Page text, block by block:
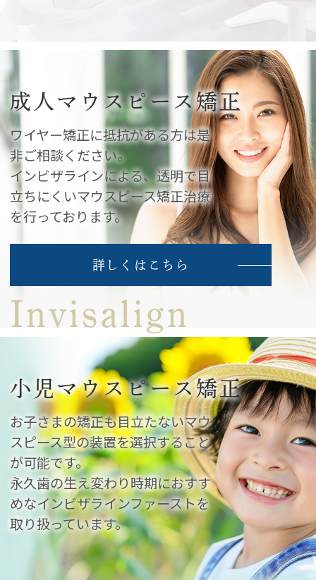
成人マウスピース矯正
ワイヤー矯正に抵抗がある方は是
非ご相談ください。
インビザラインによる、透明で目
立ちにくいマウスピース矯正治療
を行っております。
詳しくはこちら
Invisalign
小児マウスピース矯正
お子さまの矯正も目立たないマウ
スピース型の装置を選択すること
が可能です。
永久歯の生え変わり時期におすす
めなインビザラインファーストを
取り扱っています。